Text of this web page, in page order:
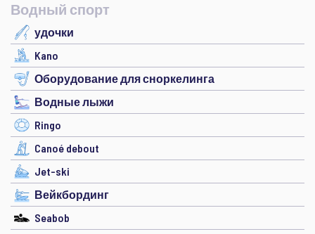
Водный спорт
удочки
Kano
Оборудование для сноркелинга
Водные лыжи
Ringo
Canoé debout
Jet-ski
Вейкбординг
Seabob